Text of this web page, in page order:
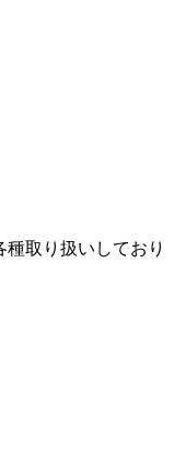
取り扱いしており